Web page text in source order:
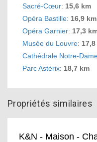
Sacré-Cœur: 15,6 km
Opéra Bastille: 16,9 km
Opéra Garnier: 17,3
Musée du Louvre:
Cathédrale Notre-
Parc Astérix: 18,7 km
Propriétés similaires
K&N - Maison -